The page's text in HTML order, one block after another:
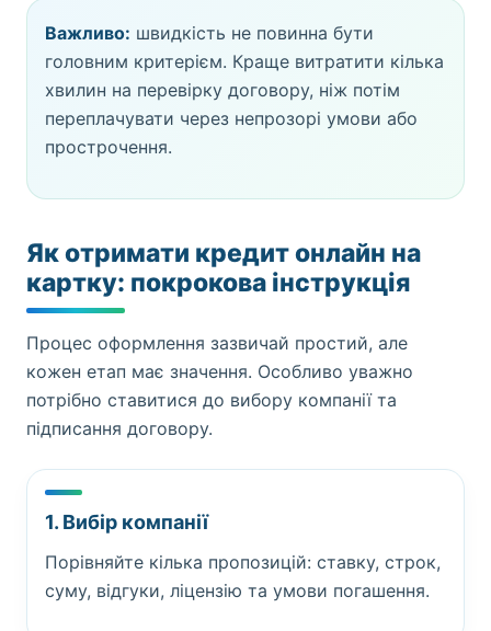
Важливо: швидкість не повинна бути
головним критерієм. Краще витратити кілька
хвилин на перевірку договору, ніж потім
переплачувати через непрозорі умови або
прострочення.
Як отримати кредит онлайн на
картку: покрокова інструкція
Процес оформлення зазвичай простий, але
кожен етап має значення. Особливо уважно
потрібно ставитися до вибору компанії та
підписання договору.
1. Вибір компанії
Порівняйте кілька пропозицій: ставку, строк,
суму, відгуки, ліцензію та умови погашення.